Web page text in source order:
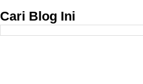
Cari Blog Ini